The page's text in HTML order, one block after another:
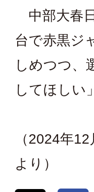
中部大春
台で赤黒ジ
しめつつ、
してほしい
（2024年
より）